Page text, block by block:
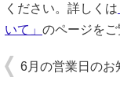
ください。詳しくは
いて 」 のページをご
6月の営業日のお